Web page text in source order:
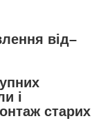
від–
і
старих